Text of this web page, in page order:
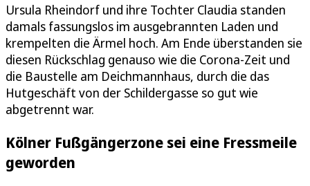
Ursula Rheindorf und ihre Tochter Claudia standen
damals fassungslos im ausgebrannten Laden und
krempelten die Ärmel hoch. Am Ende überstanden sie
diesen Rückschlag genauso wie die Corona-Zeit und
die Baustelle am Deichmannhaus, durch die das
Hutgeschäft von der Schildergasse so gut wie
abgetrennt war.
Kölner Fußgängerzone sei eine Fressmeile
geworden